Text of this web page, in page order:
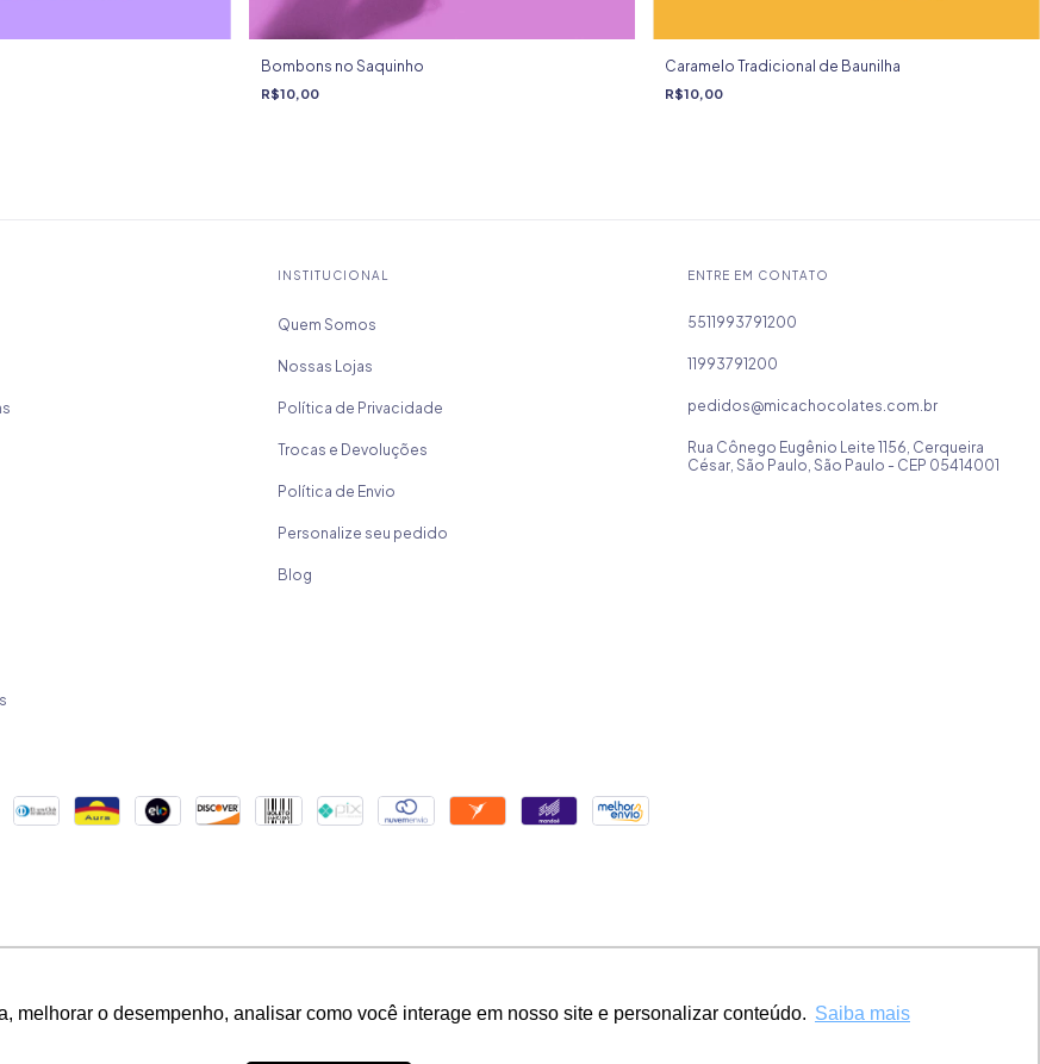
melhorar o desempenho, analisar como você interage em nosso site e personalizar conteúdo. Saiba mais
Bombons no Saquinho
R$10,00
Caramelo Tradicional de Baunilha
R$10,00
INSTITUCIONAL
Quem Somos
Nossas Lojas
Política de Privacidade
Trocas e Devoluções
Política de Envio
Personalize seu pedido
Blog
ENTRE EM CONTATO
5511993791200
11993791200
pedidos@micachocolates.com.br
Rua Cônego Eugênio Leite 1156, Cerqueira
César, São Paulo, São Paulo - CEP 05414001
Mica Chocolates - 32524177000183 - 2026. Todos os direitos reservados.